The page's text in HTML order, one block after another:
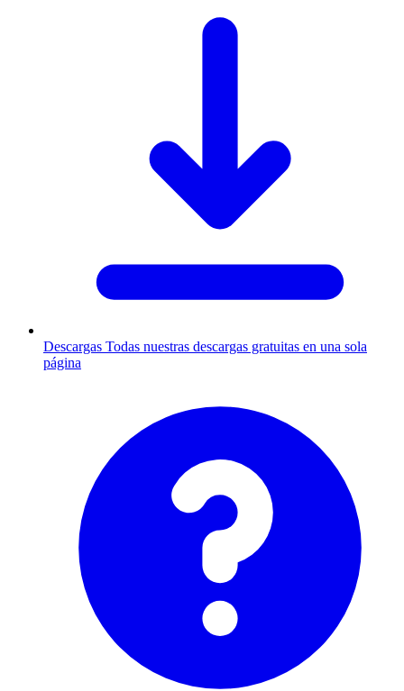
Descargas Todas nuestras descargas gratuitas en una sola
página